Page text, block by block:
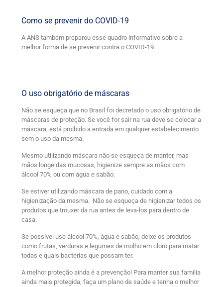
Como se prevenir do COVID-19
A ANS também preparou esse quadro informativo sobre a
melhor forma de se prevenir contra o COVID-19.
O uso obrigatório de máscaras
Não se esqueça que no Brasil foi decretado o uso obrigatório de
máscaras de proteção. Se você for sair na rua deve se colocar a
máscara, está proibido a entrada em qualquer estabelecimento
sem o uso da mesma.
Mesmo utilizando máscara não se esqueça de manter, mas
mãos longe das mucosas, higienize sempre as mãos com
álcool 70% ou com água e sabão.
Se estiver utilizando máscara de pano, cuidado com a
higienização da mesma. Não se esqueça de higienizar todos os
produtos que trouxer da rua antes de leva-los para dentro de
casa.
Se possível use álcool 70%, água e sabão, deixe os produtos
como frutas, verduras e legumes de molho em cloro para matar
todas e quais bactérias que possam ter.
A melhor proteção ainda é a prevenção! Para manter sua família
ainda mais protegida, faça um plano de saúde e tenha o melhor